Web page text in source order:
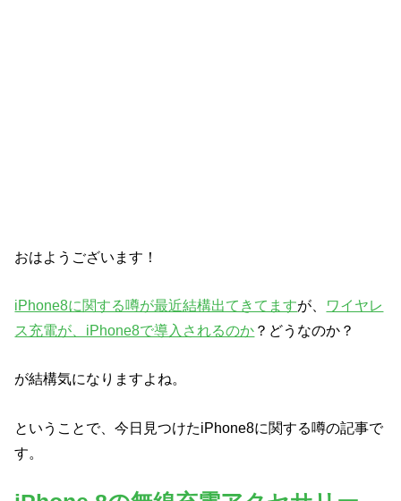
おはようございます！
iPhone8に関する噂が最近結構出てきてますが、 ワイヤレ
ス充電が、iPhone8で導入されるのか ？どうなのか？
が結構気になりますよね。
ということで、今日見つけたiPhone8に関する噂の記事で
す。